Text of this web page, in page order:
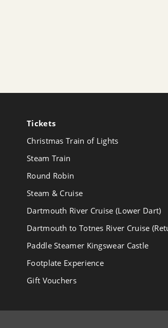
Tickets
Christmas Train of Lights
Steam Train
Round Robin
Steam & Cruise
Dartmouth River Cruise (Lower Dart)
Dartmouth to Totnes River Cruise
Paddle Steamer Kingswear Castle
Footplate Experience
Gift Vouchers